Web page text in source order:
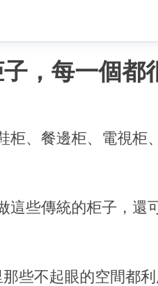
，每一個都
、餐邊柜、電視柜
些傳統的柜子，還
些不起眼的空間都